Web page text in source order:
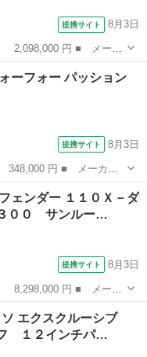
提携サイト 8月3日
ジープ・ラングラーア
ワイド社外ナビ・フル
ーフォー パッション
提携サイト 8月3日
ーフォー ■ グレード
ドア枚数： 5D ■ ミ
ェンダー １１０Ｘ－ダ
００ サンルー…
提携サイト 8月3日
ェンダー ■ グレード
０ サンルーフ・エアサ
ソ エクスクルーシブ
１２インチパ…